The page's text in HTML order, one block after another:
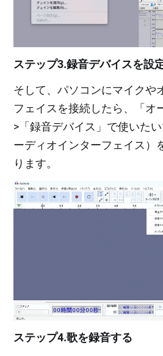
ステップ3.録音デバイスを設
そして、パソコンにマイクや
フェイスを接続したら、「オ
>「録音デバイス」で使いた
ーディオインターフェイス）
ります。
ステップ4.歌を録音する